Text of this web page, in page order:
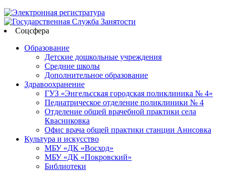
Соцсфера
Образование
Детские дошкольные учреждения
Средние школы
Дополнительное образование
Здравоохранение
ГУЗ «Энгельсская городская поликлиника № 4»
Педиатрическое отделение поликлиники № 4
Отделение общей врачебной практики села
Квасниковка
Офис врача общей практики станции Анисовка
Культура и искусство
МБУ «ДК «Восход»
МБУ «ДК «Покровский»
Библиотеки